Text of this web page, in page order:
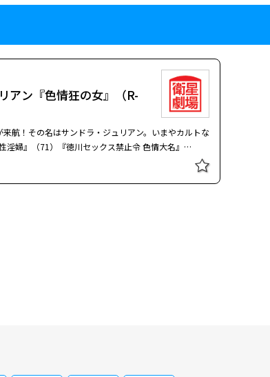
アン『色情狂の女』（R-
！その名は――サンドラ・ジュリアン。いまやカルトな
婦』（71）『徳川セックス禁止令 色情大名』
直後の72年秋に公開されたエロティック・コメディ。
！その名は――サンドラ・ジュリアン。いまやカルトな